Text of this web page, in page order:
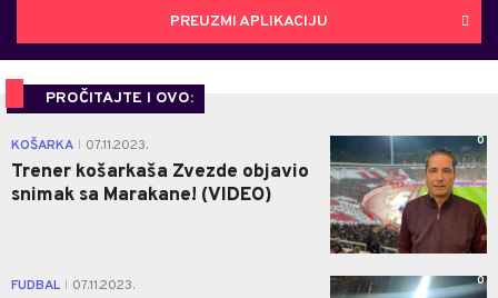
PREUZMI APLIKACIJU
PROČITAJTE I OVO:
KOŠARKA 07.11.2023.
Trener košarkaša Zvezde objavio
snimak sa Marakane! (VIDEO)
0
FUDBAL 07.11.2023. 0